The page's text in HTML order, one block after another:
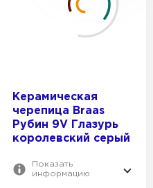
Керамическая
черепица Braas
Рубин 9V Глазурь
королевский серый
Показать
информацию
лист